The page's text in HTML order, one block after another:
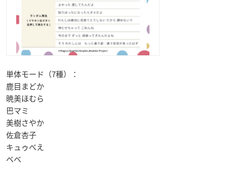
単体モード（7種）：
鹿目まどか
暁美ほむら
巴マミ
美樹さやか
佐倉杏子
キュゥべえ
ベベ